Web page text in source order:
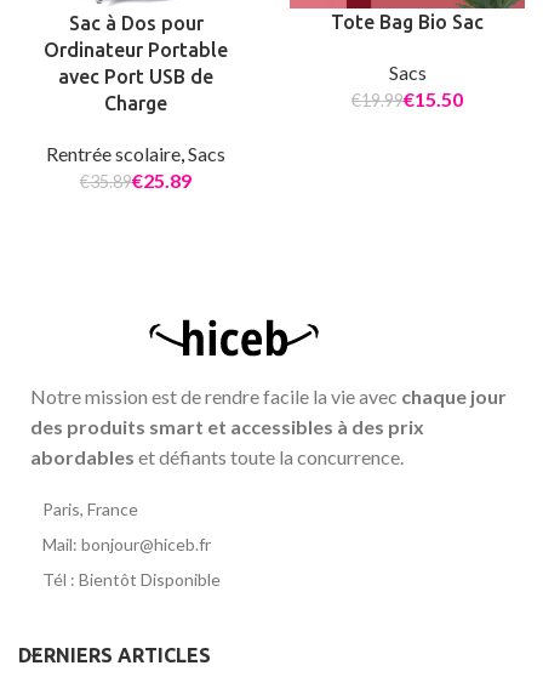
Sac à Dos pour
Ordinateur Portable
avec Port USB de
Charge
Rentrée scolaire,Sacs
€35.89€25.89
Tote Bag Bio Sac
Sacs
€19.99€15.50
Notre mission est de rendre facile la vie avec chaque jour
des produits smart et accessibles à des prix
abordables et défiants toute la concurrence.
Paris, France
Mail: bonjour@hiceb.fr
Tél : Bientôt Disponible
DERNIERS ARTICLES